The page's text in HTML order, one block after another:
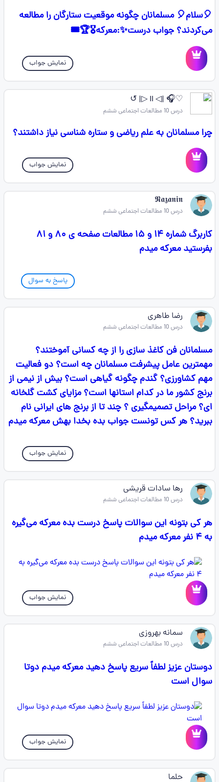
🎈سلام🎈 مسلمانان چگونه موقعیت ستارگان را مطالعه
می‌کردند؟ جواب درست✨️:معرکه🎖🏆🎟
نمایش جواب
♡🎧 |◁ II ▷| ↺
درس 10 مطالعات اجتماعی ششم
چرا مسلمانان به علم ریاضی و ستاره شناسی نیاز داشتند؟
نمایش جواب
𝕹𝖆𝖟𝖆𝖓𝖎𝖓
درس 10 مطالعات اجتماعی ششم
کاربرگ شماره ۱۴ و ۱۵ مطالعات صفحه ی ۸۰ و ۸۱
بفرستید معرکه میدم
پاسخ به سوال
رضا طاهری
درس 10 مطالعات اجتماعی ششم
مسلمانان فن کاغذ سازی را از چه کسانی آموختند؟
مهمترین عامل پیشرفت مسلمانان چه است؟ دو فعالیت
مهم کشاورزی؟ گندم چگونه گیاهی است؟ بیش از نیمی از
برنج کشور ما در کدام استانها است؟ مزایای کشت گلخانه
ای؟ مراحل تصمیمگیری ؟ چند تا از برنج های ایرانی نام
ببرید؟ هر کس تونست جواب بده بخدا بهش معرکه میدم
نمایش جواب
رها سادات قریشی
درس 10 مطالعات اجتماعی ششم
هر کی بتونه این سوالات پاسخ درست بده معرکه می‌گیره
به ۴ نفر معرکه میدم
نمایش جواب
سمانه بهروزی
درس 10 مطالعات اجتماعی ششم
دوستان عزیز لطفاً سریع پاسخ دهید معرکه میدم دوتا
سوال است
نمایش جواب
حلما